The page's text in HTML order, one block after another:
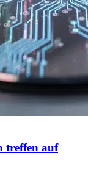
treffen auf